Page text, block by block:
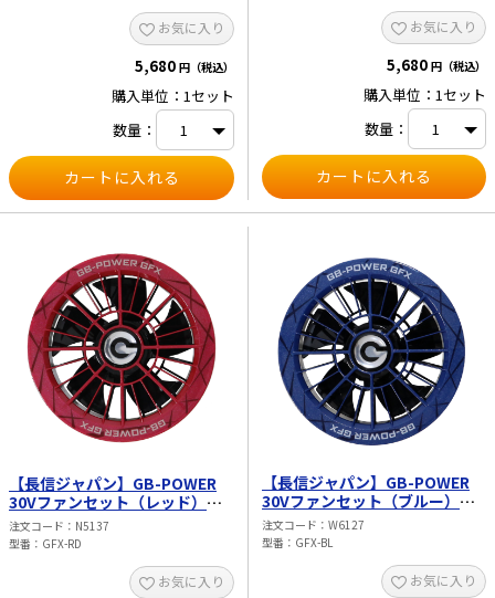
お気に入り
5,680 円（税込）
購入単位：1セット
数量：
お気に入り
5,680 円（税込）
購入単位：1セット
数量：
【長信ジャパン】GB-POWER
30Vファンセット（レッド）
GFX-RD
注文コード
N5137
型番
GFX-RD
お気に入り
【長信ジャパン】GB-POWER
30Vファンセット（ブルー）
GFX-BL
注文コード
W6127
型番
GFX-BL
お気に入り